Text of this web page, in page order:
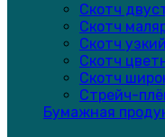
Скотч
Скотч
Скотч узкий
Скотч
Скотч
Стрейч-
Бумажная